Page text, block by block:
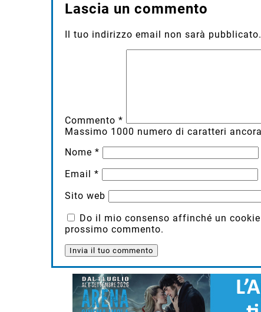
Lascia un commento
Il tuo indirizzo email non sarà pubblicato.
Commento *
Massimo 1000 numero di caratteri
Nome *
Email *
Sito web
Do il mio consenso affinché un
prossimo commento.